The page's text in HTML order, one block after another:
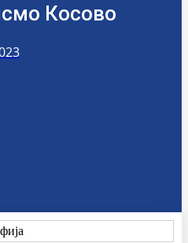
Косово